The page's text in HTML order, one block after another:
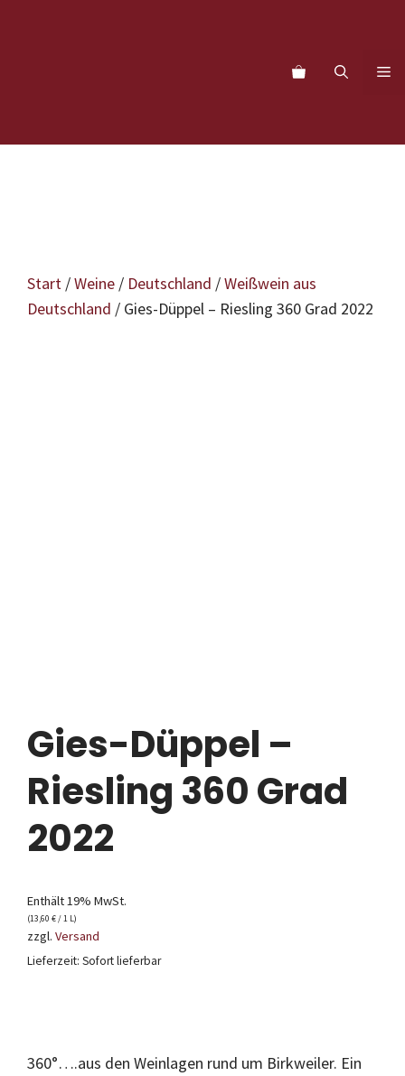
Start /Weine / Deutschland /Weißwein aus
Deutschland / Gies-Düppel – Riesling 360 Grad 2022
Gies-Düppel –
Riesling 360 Grad
2022
Enthält 19% MwSt.
(13,60 € / 1 L)
zzgl. Versand
Lieferzeit: Sofort lieferbar
360°….aus den Weinlagen rund um Birkweiler. Ein